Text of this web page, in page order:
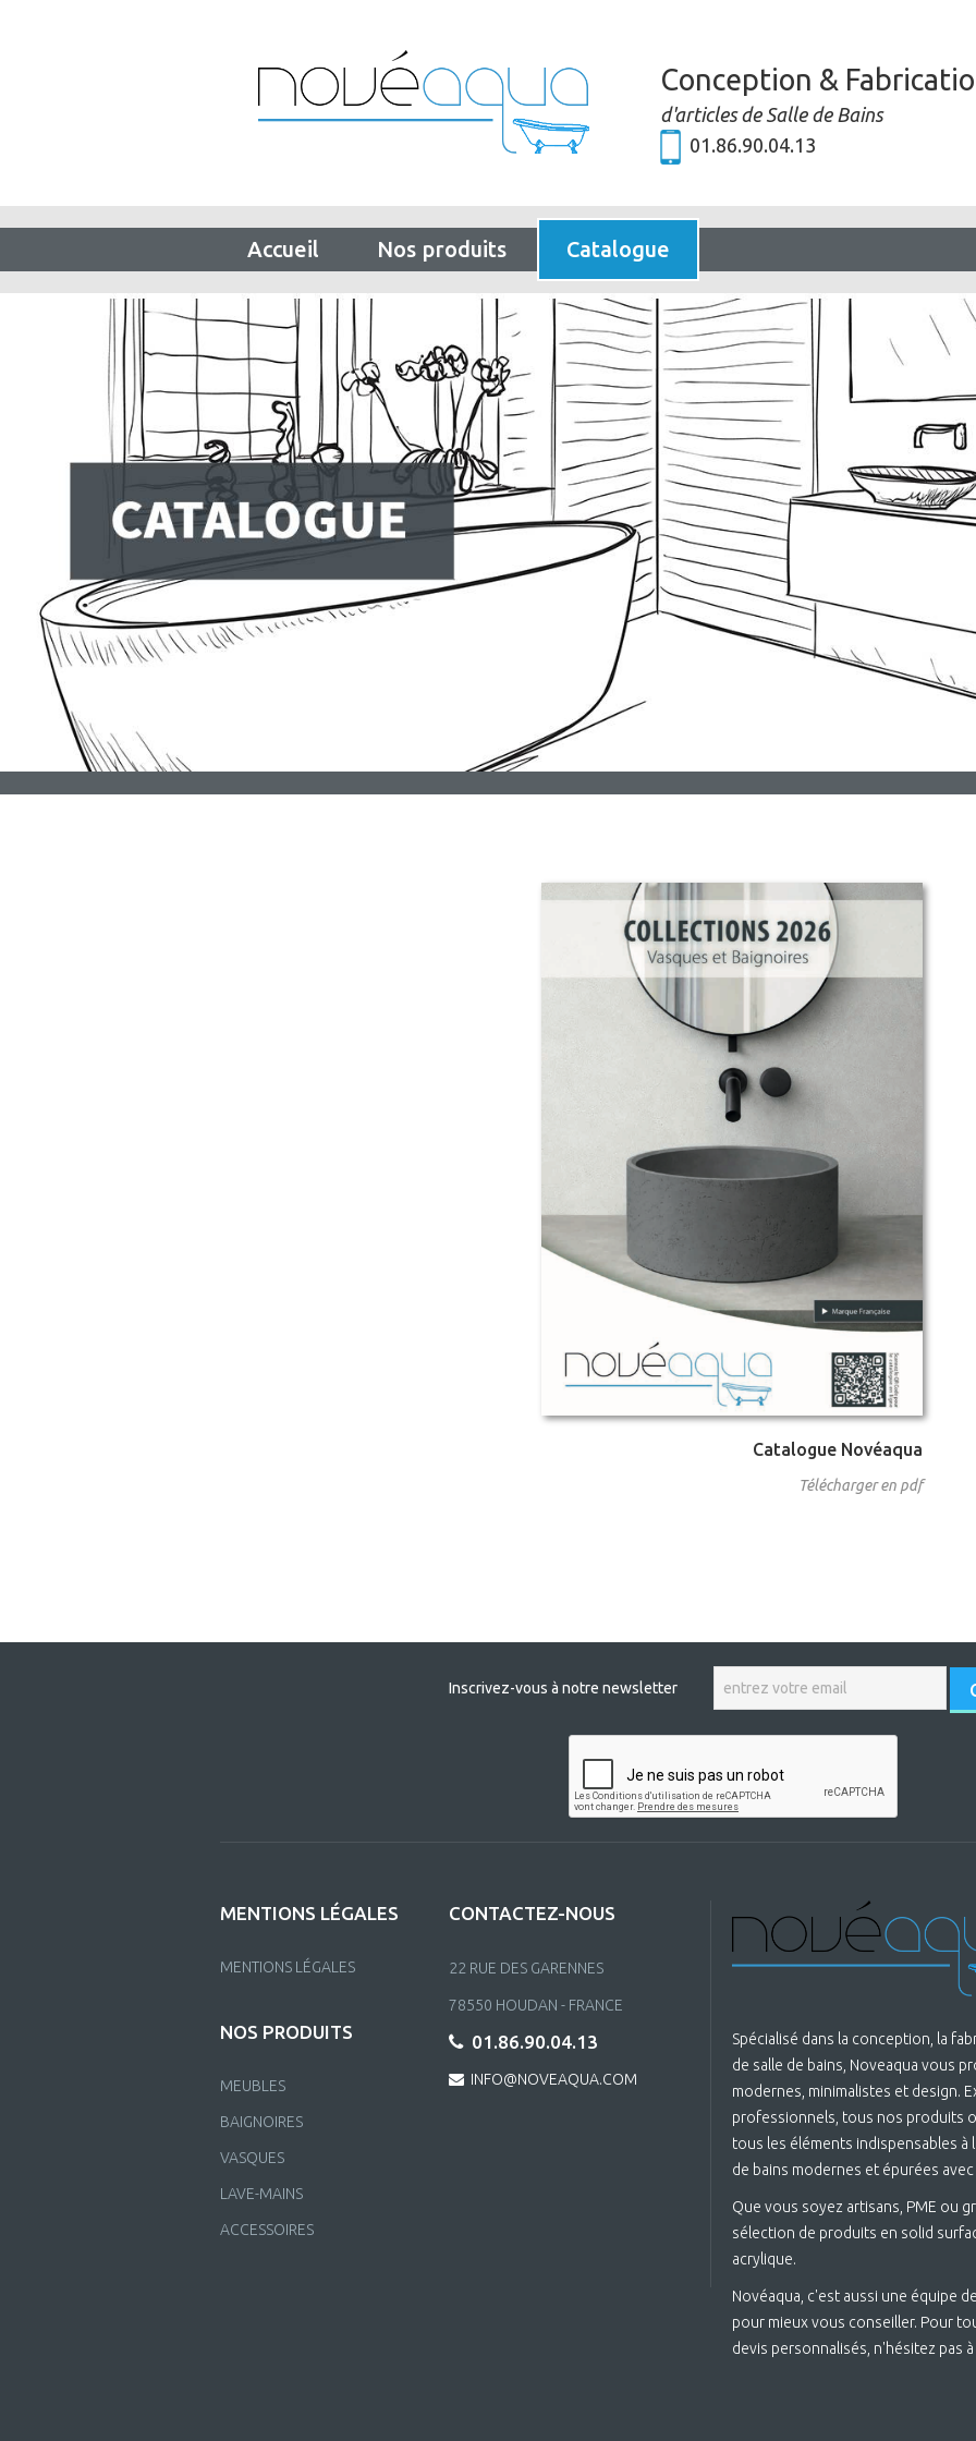
Conception &
d'articles de Salle de Bains
01.86.90.04.13
Accueil Nos produits Catalogue
Catalogue Novéaqua
Télécharger en pdf
Inscrivez-vous à notre newsletter
Spécialisé dans la conception, la
de salle de bains, Noveaqua vous
modernes, minimalistes et design.
professionnels, tous nos produits
tous les éléments indispensables à
de bains modernes et épurées
Que vous soyez artisans, PME ou
sélection de produits en solid
acrylique.
Novéaqua, c'est aussi une équipe
pour mieux vous conseiller. Pour
devis personnalisés, n'hésitez pas
MENTIONS LÉGALES
MENTIONS LÉGALES
NOS PRODUITS
MEUBLES
BAIGNOIRES
VASQUES
LAVE-MAINS
ACCESSOIRES
CONTACTEZ-NOUS
22 RUE DES GARENNES
78550 HOUDAN - FRANCE
01.86.90.04.13
INFO@NOVEAQUA.COM